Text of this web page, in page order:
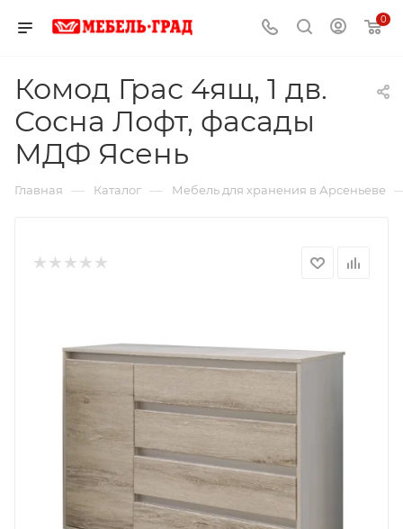
0
Комод Грас 4ящ, 1 дв.
Сосна Лофт, фасады
МДФ Ясень
Главная — Каталог — Мебель для хранения в Арсеньеве